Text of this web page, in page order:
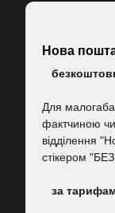
Нова
Для
фактчиною
відділення
стікером
за